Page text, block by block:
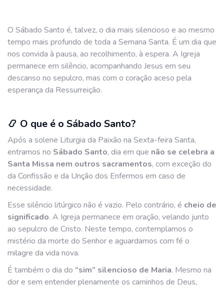
O Sábado Santo é, talvez, o dia mais silencioso e ao mesmo
tempo mais profundo de toda a Semana Santa. É um dia que
nos convida à pausa, ao recolhimento, à espera. A Igreja
permanece em silêncio, acompanhando Jesus em seu
descanso no sepulcro, mas com o coração aceso pela
esperança da Ressurreição.
📿 O que é o Sábado Santo?
Após a solene Liturgia da Paixão na Sexta-feira Santa,
entramos no Sábado Santo, dia em que não se celebra a
Santa Missa nem outros sacramentos, com exceção do
da Confissão e da Unção dos Enfermos em caso de
necessidade.
Esse silêncio litúrgico não é vazio. Pelo contrário, é cheio de
significado. A Igreja permanece em oração, velando junto
ao sepulcro de Cristo. Neste tempo, contemplamos o
mistério da morte do Senhor e aguardamos com fé o
milagre da vida nova.
É também o dia do “sim” silencioso de Maria. Mesmo na
dor e sem entender plenamente os caminhos de Deus,